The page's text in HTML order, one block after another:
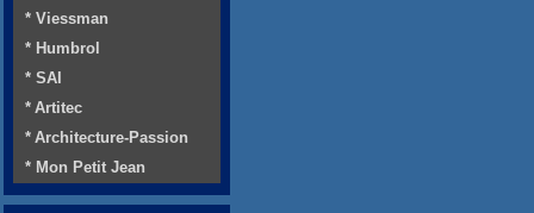
* Viessman
* Humbrol
* SAI
* Artitec
* Architecture-Passion
* Mon Petit Jean